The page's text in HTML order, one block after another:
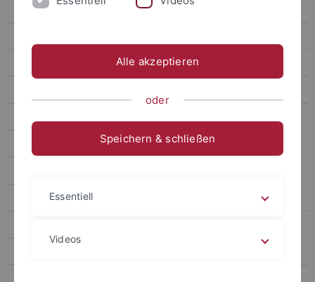
Selected Publications
Duveau, Jérémy
Alle akzeptieren
oder
Speichern & schließen
Essentiell
Videos